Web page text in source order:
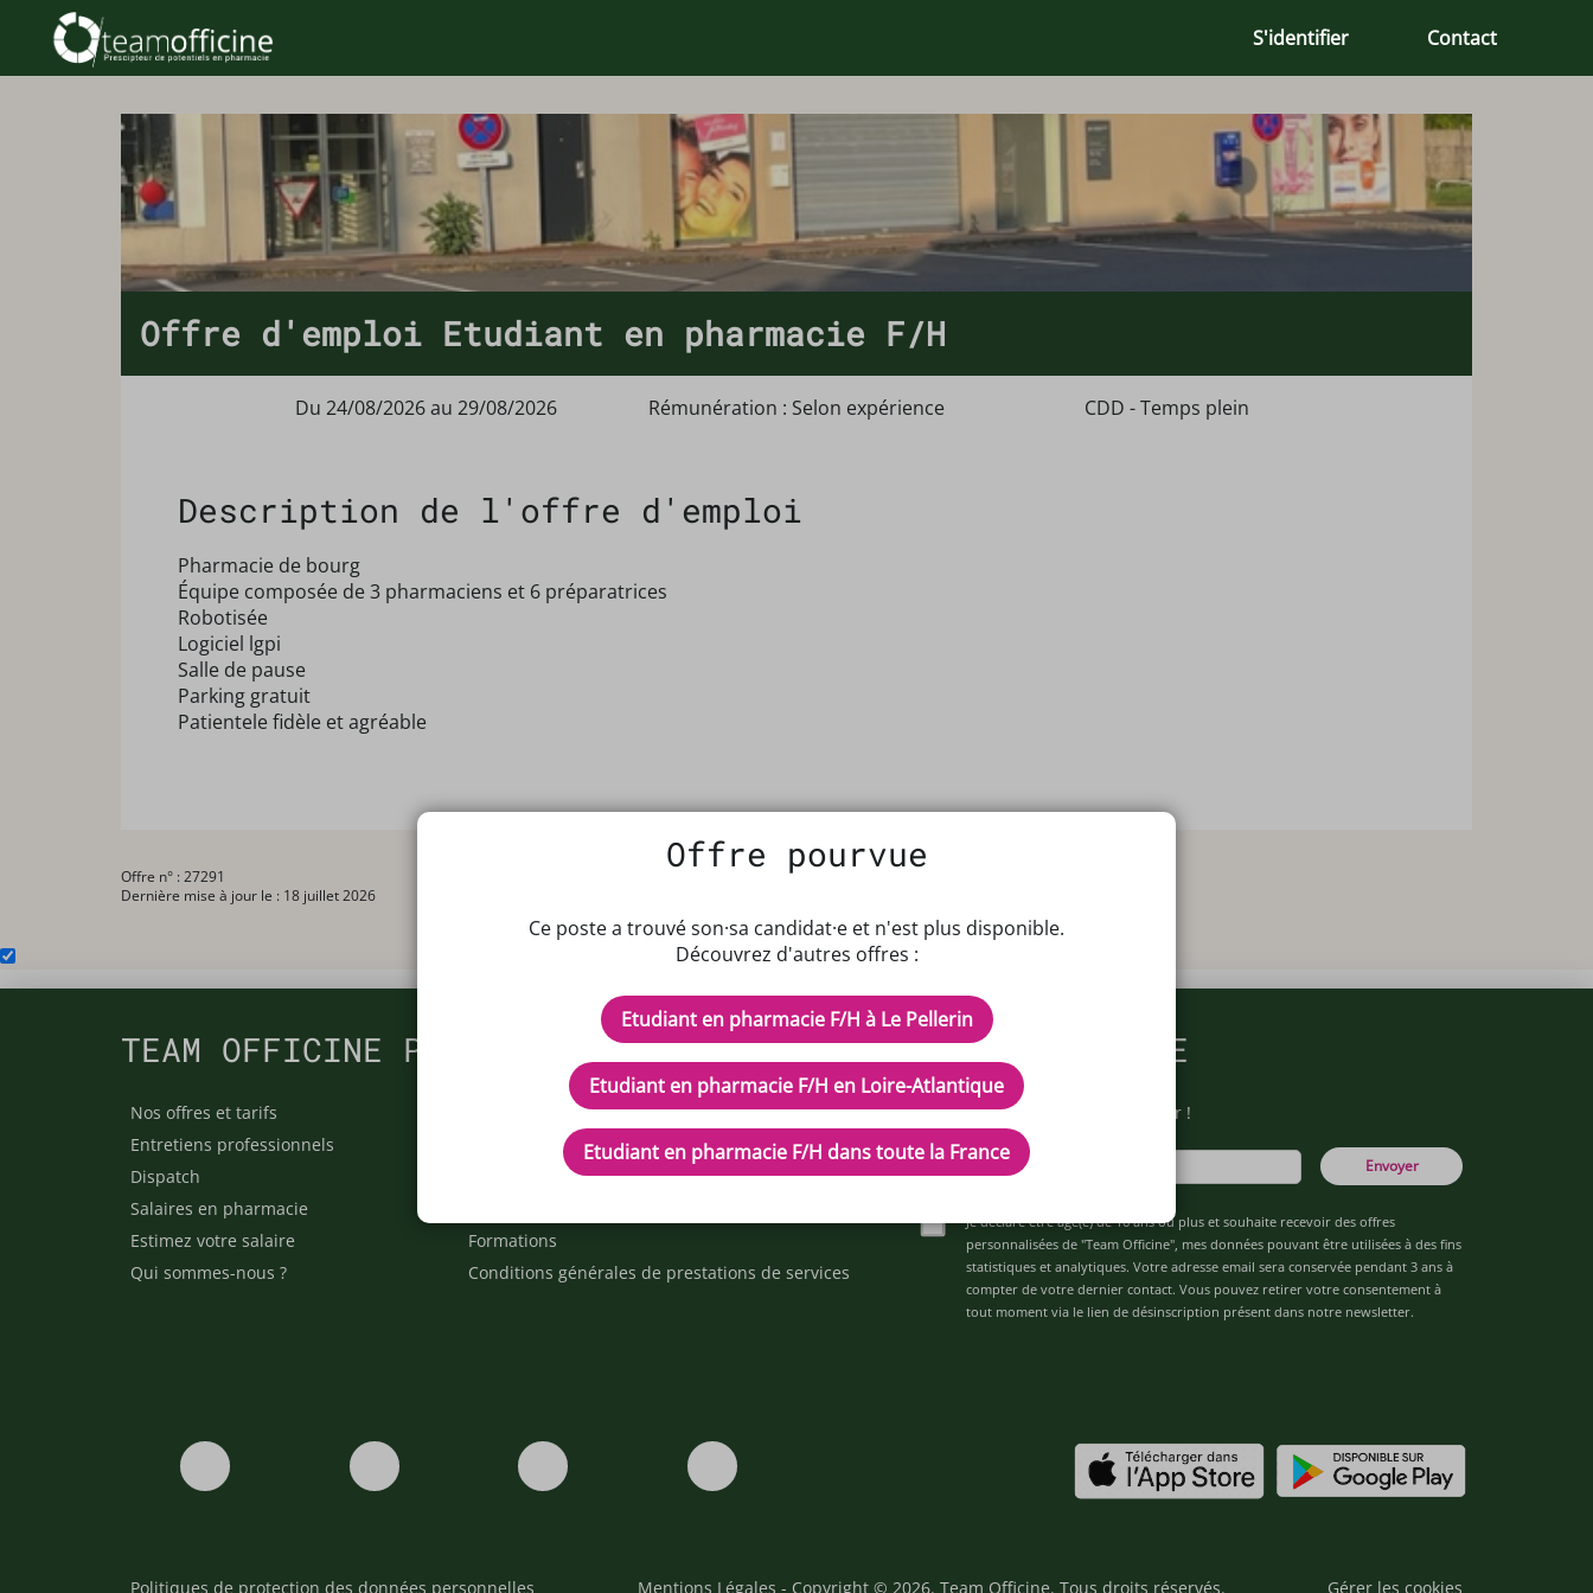
S'identifier Contact
Offre d'emploi Etudiant en pharmacie F/H
Du 24/08/2026 au 29/08/2026 Rémunération : Selon expérience CDD - Temps plein
Description de l'offre d'emploi
Pharmacie de bourg
Équipe composée de 3 pharmaciens et 6 préparatrices
Robotisée
Logiciel lgpi
Salle de pause
Parking gratuit
Patientele fidèle et agréable
Offre n° : 27291
Dernière mise à jour le : 18 juillet 2026
Offre pourvue
Ce poste a trouvé son·sa candidat·e et n'est plus disponible.
Découvrez d'autres offres :
Etudiant en pharmacie F/H à Le Pellerin
Etudiant en pharmacie F/H en Loire-Atlantique
Etudiant en pharmacie F/H dans toute la France
TEAM OFFICINE PRESCRIPTEUR DE POTENTIELS EN PHARMACIE
Nos offres et tarifs
Entretiens professionnels
Dispatch
Salaires en pharmacie
Estimez votre salaire
Qui sommes-nous ?
Besoin d'aide ?
Contactez-nous
Formations
Conditions générales de prestations de services
Inscrivez-vous à notre newsletter !
Envoyer
Je déclare être âgé(e) de 16 ans ou plus et souhaite recevoir des offres
personnalisées de "Team Officine", mes données pouvant être utilisées à des fins
statistiques et analytiques. Votre adresse email sera conservée pendant 3 ans à
compter de votre dernier contact. Vous pouvez retirer votre consentement à
tout moment via le lien de désinscription présent dans notre newsletter.
Politiques de protection des données personnelles Mentions Légales - Copyright © 2026. Team Officine. Tous droits réservés. Gérer les cookies